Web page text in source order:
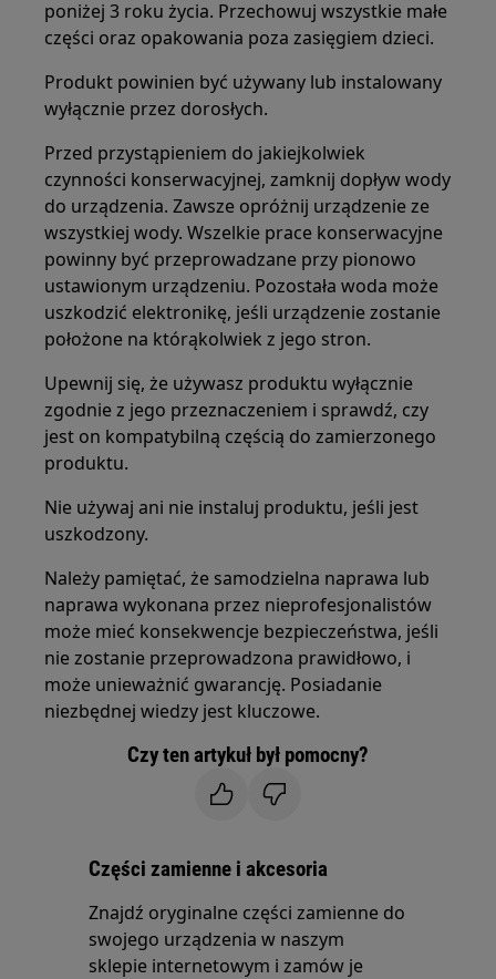
poniżej 3 roku życia. Przechowuj wszystkie małe
części oraz opakowania poza zasięgiem dzieci.
Produkt powinien być używany lub instalowany
wyłącznie przez dorosłych.
Przed przystąpieniem do jakiejkolwiek
czynności konserwacyjnej, zamknij dopływ wody
do urządzenia. Zawsze opróżnij urządzenie ze
wszystkiej wody. Wszelkie prace konserwacyjne
powinny być przeprowadzane przy pionowo
ustawionym urządzeniu. Pozostała woda może
uszkodzić elektronikę, jeśli urządzenie zostanie
położone na którąkolwiek z jego stron.
Upewnij się, że używasz produktu wyłącznie
zgodnie z jego przeznaczeniem i sprawdź, czy
jest on kompatybilną częścią do zamierzonego
produktu.
Nie używaj ani nie instaluj produktu, jeśli jest
uszkodzony.
Należy pamiętać, że samodzielna naprawa lub
naprawa wykonana przez nieprofesjonalistów
może mieć konsekwencje bezpieczeństwa, jeśli
nie zostanie przeprowadzona prawidłowo, i
może unieważnić gwarancję. Posiadanie
niezbędnej wiedzy jest kluczowe.
Czy ten artykuł był pomocny?
Części zamienne i akcesoria
Znajdź oryginalne części zamienne do
swojego urządzenia w naszym
sklepie internetowym i zamów je